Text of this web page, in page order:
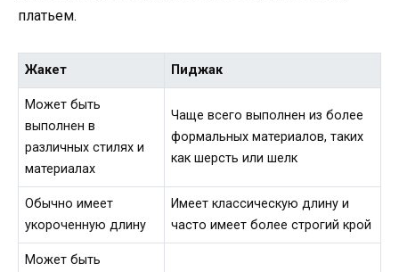
платьем.
Жакет Пиджак
Может быть
выполнен в
различных стилях и
материалах
Чаще всего выполнен из более
формальных материалов, таких
как шерсть или шелк
Обычно имеет
укороченную длину
Имеет классическую длину и
часто имеет более строгий крой
Может быть